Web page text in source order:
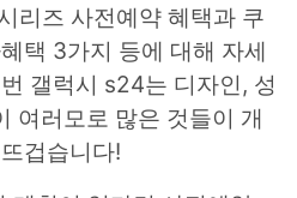
리즈 사전예약 혜택과 쿠
택 3가지 등에 대해 자세
갤럭시 s24는 디자인, 성
여러모로 많은 것들이 개
겁습니다!